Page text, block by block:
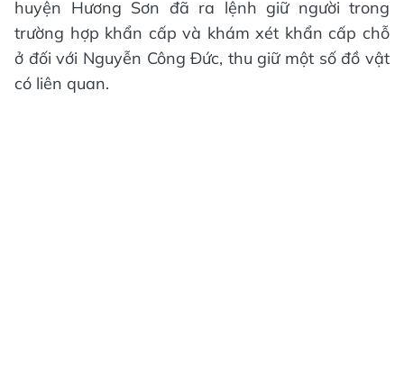
huyện Hương Sơn đã ra lệnh giữ người trong
trường hợp khẩn cấp và khám xét khẩn cấp chỗ
ở đối với Nguyễn Công Đức, thu giữ một số đồ vật
có liên quan.